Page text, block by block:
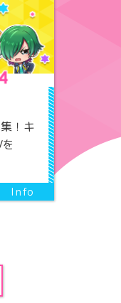
！キ